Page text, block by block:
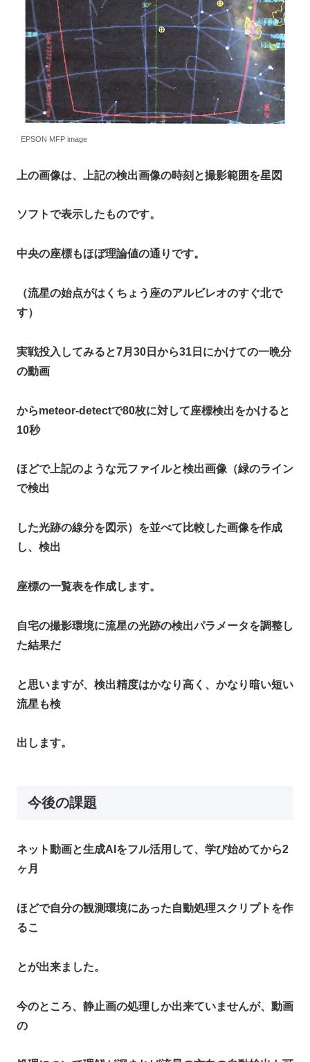
EPSON MFP image
上の画像は、上記の検出画像の時刻と撮影範囲を星図
ソフトで表示したものです。
中央の座標もほぼ理論値の通りです。
（流星の始点がはくちょう座のアルビレオのすぐ北で
す）
実戦投入してみると7月30日から31日にかけての一晩分
の動画
からmeteor-detectで80枚に対して座標検出をかけると
10秒
ほどで上記のような元ファイルと検出画像（緑のライン
で検出
した光跡の線分を図示）を並べて比較した画像を作成
し、検出
座標の一覧表を作成します。
自宅の撮影環境に流星の光跡の検出パラメータを調整し
た結果だ
と思いますが、検出精度はかなり高く、かなり暗い短い
流星も検
出します。
今後の課題
ネット動画と生成AIをフル活用して、学び始めてから2
ヶ月
ほどで自分の観測環境にあった自動処理スクリプトを作
るこ
とが出来ました。
今のところ、静止画の処理しか出来ていませんが、動画
の